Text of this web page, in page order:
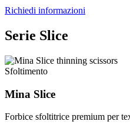
Richiedi informazioni
Serie Slice
Sfoltimento
Mina Slice
Forbice sfoltitrice premium per